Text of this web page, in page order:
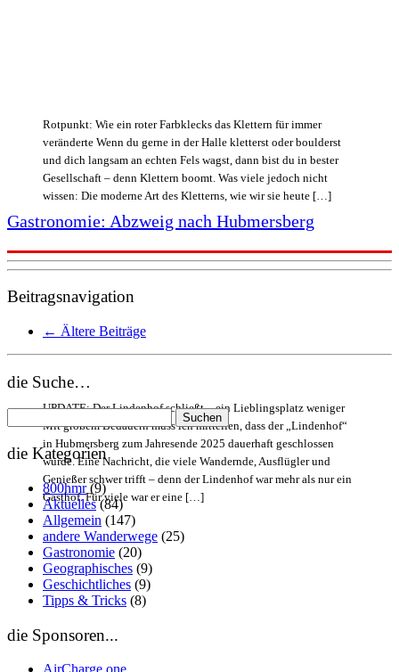
Rotpunkt: Wie ein roter Farbklecks das Klettern für immer
veränderte Wenn du gerne in der Halle kletterst oder boulderst
und dich langsam an echten Fels wagst, dann bist du in bester
Gesellschaft – denn Klettern boomt. Was viele jedoch nicht
wissen: Die moderne Art des Kletterns, wie wir sie heute […]
UPDATE: Der Lindenhof schließt – ein Lieblingsplatz weniger
Mit großem Bedauern muss ich mitteilen, dass der „Lindenhof“
in Hubmersberg zum Jahresende 2025 dauerhaft geschlossen
wurde. Eine Nachricht, die viele Wandernde, Ausflügler und
Genießer schwer trifft – denn der Lindenhof war mehr als nur ein
Gasthof. Für viele war er eine […]
Gastronomie: Abzweig nach Hubmersberg
Beitragsnavigation
← Ältere Beiträge
die Suche…
nach:
die Kategorien
800hmr(9)
Aktuelles(84)
Allgemein (147)
andere Wanderwege (25)
Gastronomie (20)
Geographisches (9)
Geschichtliches (9)
Tipps & Tricks (8)
die Sponsoren...